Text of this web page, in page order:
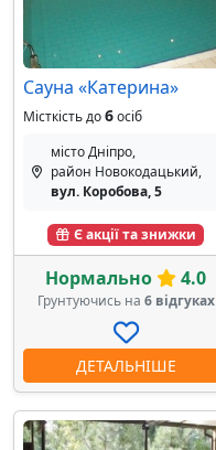
Сауна «Катерина»
Місткість до6осіб
місто Дніпро,
район Новокодацький,
вул. Коробова, 5
Є акції та знижки
Нормально 4.0
Грунтуючись на 6 відгуках
ДЕТАЛЬНІШЕ